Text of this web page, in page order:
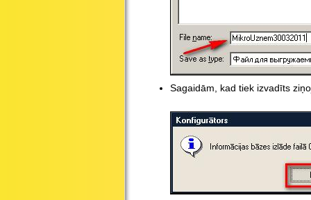
Sagaidām, kad tiek izvadīts